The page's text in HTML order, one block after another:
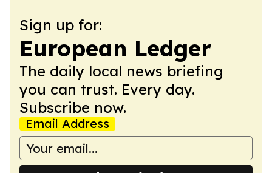
Sign up for:
European Ledger
The daily local news briefing
you can trust. Every day.
Subscribe now.
Email Address